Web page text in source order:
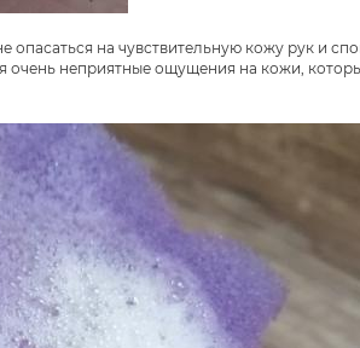
на чувствительную кожу рук и
очень неприятные ощущения на кожи,